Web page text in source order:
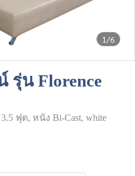
1/6
รุ่น Florence
ฟุต, หนัง Bi-Cast, white